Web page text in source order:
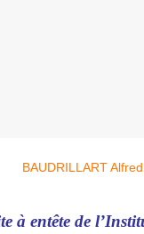
à entête de